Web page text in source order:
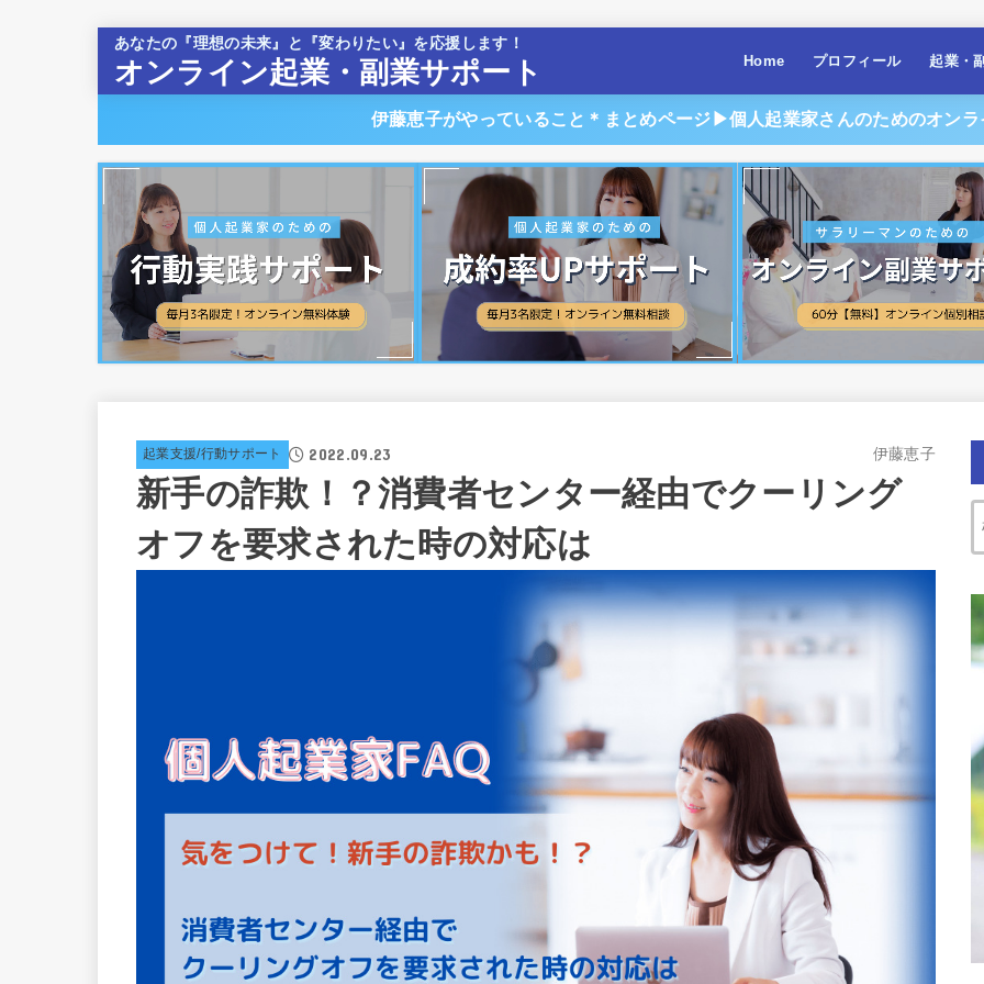
あなたの『理想の未来』と『変わりたい』を応援します！
オンライン起業・副業サポート Home プロフィール 起業・
伊藤恵子がやっていること＊まとめページ▶︎個人起業家さんのためのオン
起業支援/行動サポート 2022.09.23 伊藤恵子
新手の詐欺！？消費者センター経由でクーリング
オフを要求された時の対応は